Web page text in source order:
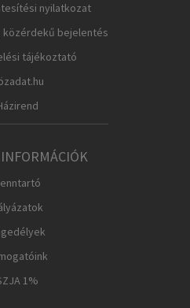
nyilatkozat
közérdekű bejelentés
tájékoztató
1%